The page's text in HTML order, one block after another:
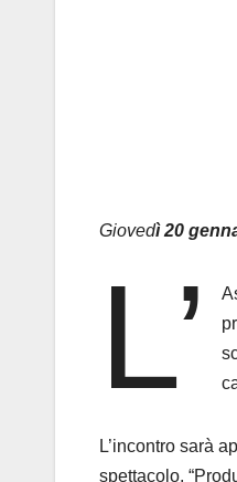
Giovedì 20
L’
L’incontro sarà
spettacolo,